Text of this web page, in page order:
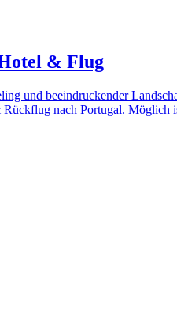
& Flug
und beeindruckender
nach Portugal. Möglich